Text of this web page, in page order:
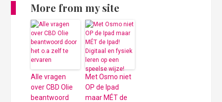
More from my site
Alle vragen
over CBD Olie
beantwoord
Met Osmo niet
OP de Ipad
maar MÉT de